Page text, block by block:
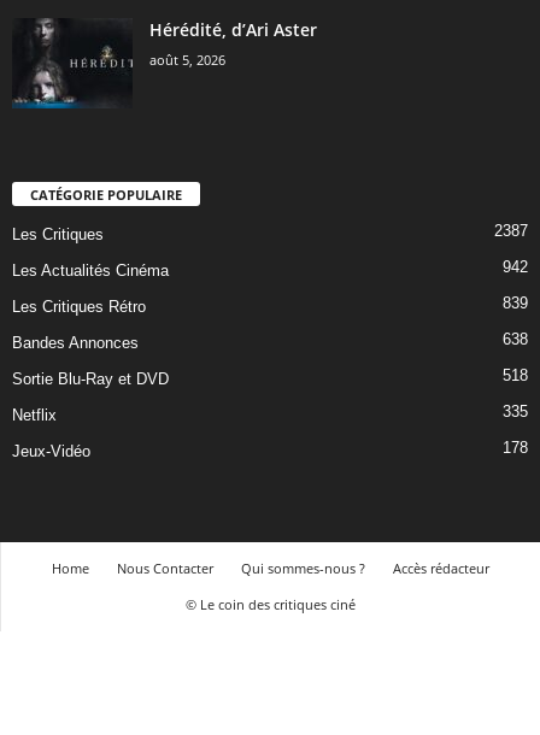
Hérédité, d’Ari Aster
août 5, 2026
CATÉGORIE POPULAIRE
Les Critiques 2387
Les Actualités Cinéma 942
Les Critiques Rétro 839
Bandes Annonces 638
Sortie Blu-Ray et DVD 518
Netflix 335
Jeux-Vidéo 178
Home Nous Contacter Qui sommes-nous ?
Accès rédacteur
© Le coin des critiques ciné